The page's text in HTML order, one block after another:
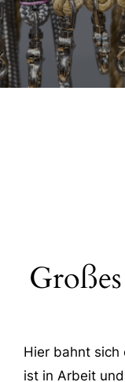
Hier bahnt sich
ist in Arbeit